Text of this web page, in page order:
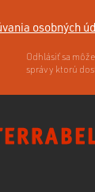
osobných
Odhlásiť sa
správy ktorú